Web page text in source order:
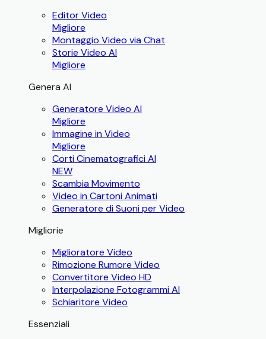
Editor Video
Migliore
Montaggio Video via Chat
Storie Video AI
Migliore
Genera AI
Generatore Video AI
Migliore
Immagine in Video
Migliore
Corti Cinematografici AI
NEW
Scambia Movimento
Video in Cartoni Animati
Generatore di Suoni per Video
Migliorie
Miglioratore Video
Rimozione Rumore Video
Convertitore Video HD
Interpolazione Fotogrammi AI
Schiaritore Video
Essenziali